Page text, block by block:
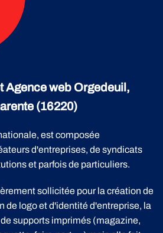
Agence web Orgedeuil,
(16220)
est composée
d'entreprises, de syndicats
et parfois de particuliers.
sollicitée pour la création de
de logo et d'identité d'entreprise, la
supports imprimés (magazine,